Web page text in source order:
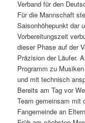
Verband für den
Für die Mannschaft
Saisonhöhepunkt dar
Vorbereitungszeit
dieser Phase auf der
Präzision der Läufer.
Programm zu
und mit technisch
Bereits am Tag vor
Team gemeinsam mit
Fangemeinde an